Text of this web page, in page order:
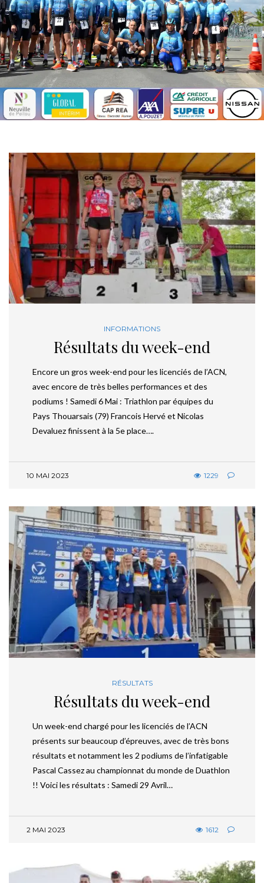
INFORMATIONS
Résultats du week-end
Encore un gros week-end pour les licenciés de l’ACN,
avec encore de très belles performances et des
podiums ! Samedi 6 Mai : Triathlon par équipes du
Pays Thouarsais (79) Francois Hervé et Nicolas
Devaluez finissent à la 5e place….
10 MAI 2023 1229
RÉSULTATS
Résultats du week-end
Un week-end chargé pour les licenciés de l’ACN
présents sur beaucoup d’épreuves, avec de très bons
résultats et notamment les 2 podiums de l’infatigable
Pascal Cassez au championnat du monde de Duathlon
!! Voici les résultats : Samedi 29 Avril…
2 MAI 2023 1612